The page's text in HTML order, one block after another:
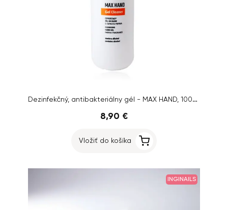
Dezinfekčný, antibakteriálny gél - MAX HAND, 1000ml
8,90 €
Vložiť do košíka
INGINAILS